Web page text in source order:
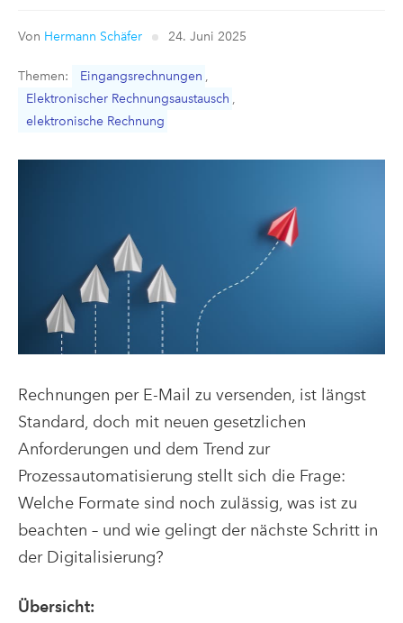
Von Hermann Schäfer 24. Juni 2025
Themen: Eingangsrechnungen ,
Elektronischer Rechnungsaustausch ,
elektronische Rechnung
Rechnungen per E-Mail zu versenden, ist längst
Standard, doch mit neuen gesetzlichen
Anforderungen und dem Trend zur
Prozessautomatisierung stellt sich die Frage:
Welche Formate sind noch zulässig, was ist zu
beachten – und wie gelingt der nächste Schritt in
der Digitalisierung?
Übersicht: